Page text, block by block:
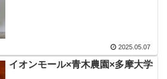
2025.05.07
イオンモール×青木農園×多摩大学